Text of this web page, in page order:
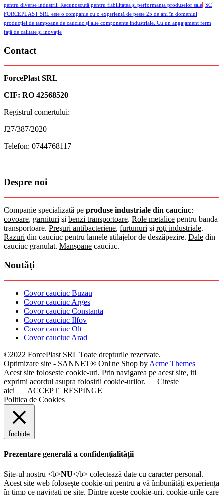
pentru diverse industrii. Recunoscută pentru fiabilitatea și performanța produselor sale SC
FORCEPLAST SRL este o companie cu o experiență de peste 25 de ani în domeniul
producției de tampoane de cauciuc și alte componente industriale. Cu un angajament ferm
față de calitate și inovație
Contact
ForcePlast SRL
CIF: RO 42568520
Registrul comertului:
J27/387/2020
Telefon: 0744768117
Despre noi
Companie specializată pe produse industriale din cauciuc:
covoare, garnituri şi benzi transportoare. Role metalice pentru banda
transportoare. Preşuri antibacteriene, furtunuri şi roţi industriale.
Razuri din cauciuc pentru lamele utilajelor de deszăpezire. Dale din
cauciuc granulat. Manşoane cauciuc.
Noutăţi
Covor cauciuc Buzau
Covor cauciuc Arges
Covor cauciuc Constanta
Covor cauciuc Ilfov
Covor cauciuc Olt
Covor cauciuc Arad
©2022 ForcePlast SRL Toate drepturile rezervate.
Optimizare site - SANNET® Online Shop by Acme Themes
Acest site foloseste cookie-uri. Prin navigarea pe acest site, iti
exprimi acordul asupra folosirii cookie-urilor.
Citește
aici
ACCEPT RESPINGE
Politica de Cookies
Închide
Prezentare generală a confidențialității
Site-ul nostru <b>NU</b> colectează date cu caracter personal.
Acest site web folosește cookie-uri pentru a vă îmbunătăți experiența
în timp ce navigați pe site. Dintre aceste cookie-uri, cookie-urile care